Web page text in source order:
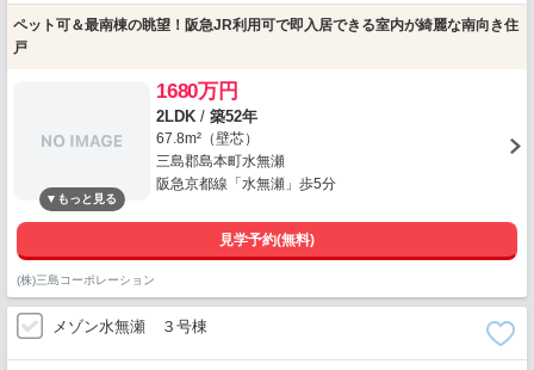
ペット可＆最南棟の眺望！阪急JR利用可で即入居できる室内が綺麗な南向き住
戸
1680万円
2LDK / 築52年
67.8m²（壁芯）
三島郡島本町水無瀬
阪急京都線「水無瀬」歩5分
見学予約(無料)
(株)三島コーポレーション
メゾン水無瀬 ３号棟